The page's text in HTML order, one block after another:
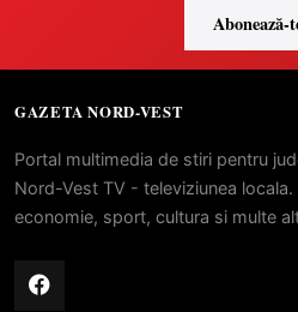
Abonează-
GAZETA NORD-VEST
Portal multimedia de stiri pentru
Nord-Vest TV - televiziunea
economie, sport, cultura si multe